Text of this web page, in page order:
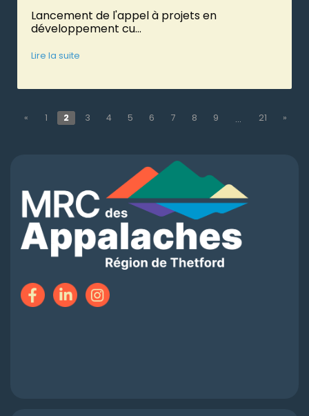
Lancement de l'appel à projets en
développement cu...
Lire la suite
« 1 2 3 4 5 6 7 8 9 ... 21 »